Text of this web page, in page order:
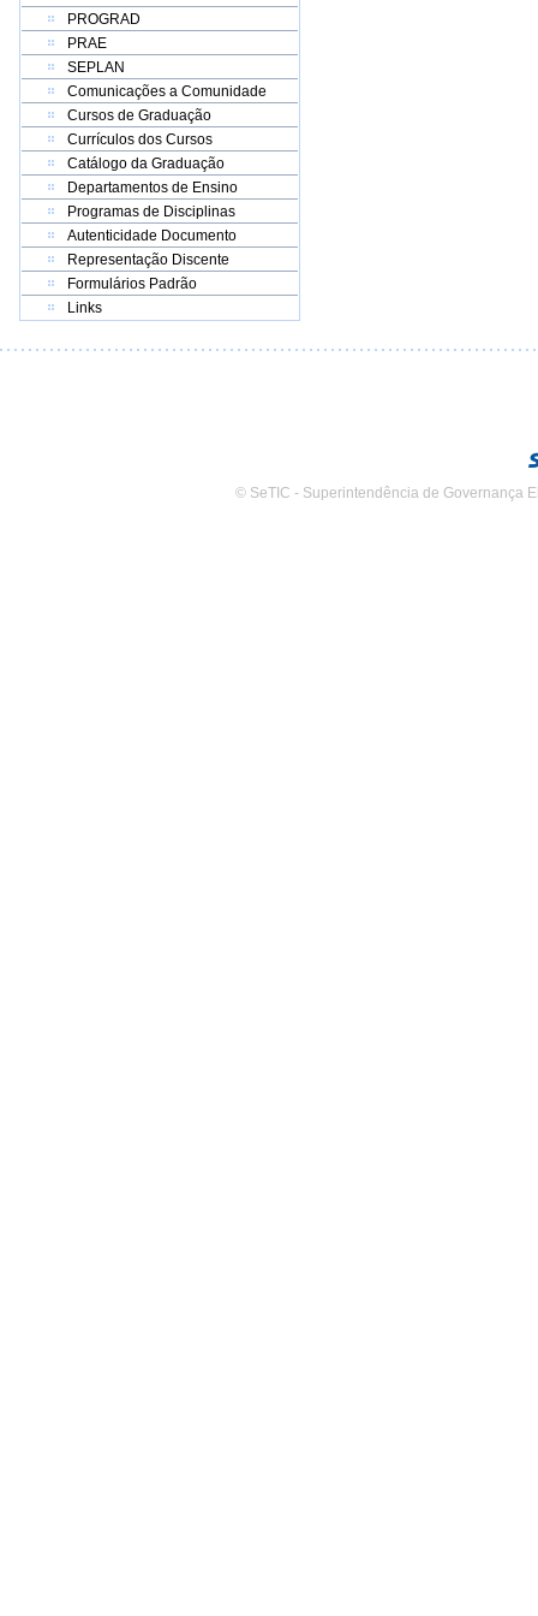
PROGRAD
PRAE
SEPLAN
Comunicações a Comunidade
Cursos de Graduação
Currículos dos Cursos
Catálogo da Graduação
Departamentos de Ensino
Programas de Disciplinas
Autenticidade Documento
Representação Discente
Formulários Padrão
Links
© SeTIC - Superintendência de Governança